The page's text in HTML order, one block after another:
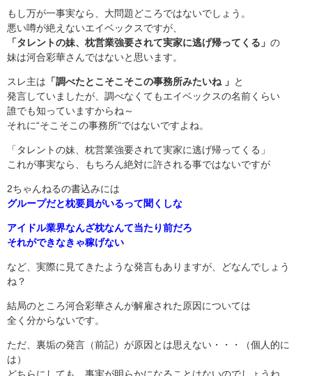
もし万が一事実なら、大問題どころではないでしょう。
悪い噂が絶えないエイベックスですが、
「タレントの妹、枕営業強要されて実家に逃げ帰ってくる」 の
妹は河合彩華さんではないと思います。
スレ主は 「調べたとこそこそこの事務所みたいね 」 と
発言していましたが、調べなくてもエイベックスの名前くらい
誰でも知っていますからね～
それに“そこそこの事務所”ではないですよね。
「タレントの妹、枕営業強要されて実家に逃げ帰ってくる」
これが事実なら、もちろん絶対に許される事ではないですが
2ちゃんねるの書込みには
グループだと枕要員がいるって聞くしな
アイドル業界なんざ枕なんて当たり前だろ
それができなきゃ稼げない
など、実際に見てきたような発言もありますが、どなんでしょう
ね？
結局のところ河合彩華さんが解雇された原因については
全く分からないです。
ただ、裏垢の発言（前記）が原因とは思えない・・・（個人的に
は）
どちらにしても、事実が明らかになることはないのでしょうね。